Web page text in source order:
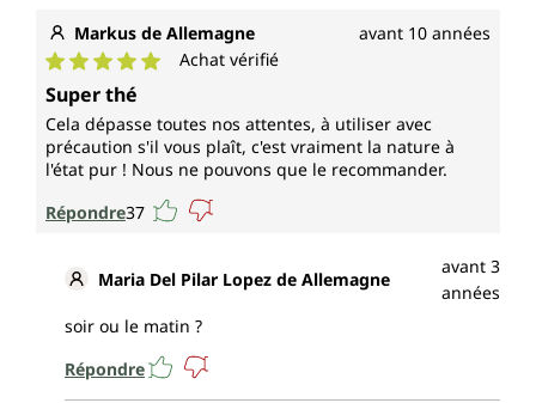
Markus de Allemagne avant 10 années
Note moyenne de 5 sur 5 étoiles
Achat vérifié
Super thé
Cela dépasse toutes nos attentes, à utiliser avec
précaution s'il vous plaît, c'est vraiment la nature à
l'état pur ! Nous ne pouvons que le recommander.
Répondre37
Maria Del Pilar Lopez de Allemagne
avant 3
années
soir ou le matin ?
Répondre